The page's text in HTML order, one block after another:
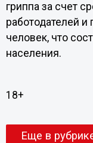
гриппа за счет
работодателей и
человек, что
населения.
18+
Еще в